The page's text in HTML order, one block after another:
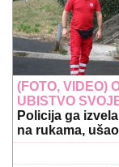
(FOTO, VIDEO)
UBISTVO
Policija ga
na rukama,